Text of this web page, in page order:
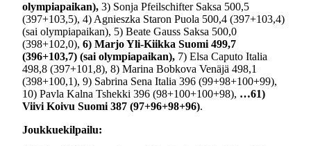
olympiapaikan), 3) Sonja Pfeilschifter Saksa 500,5
(397+103,5), 4) Agnieszka Staron Puola 500,4 (397+103,4)
(sai olympiapaikan), 5) Beate Gauss Saksa 500,0
(398+102,0), 6) Marjo Yli-Kiikka Suomi 499,7
(396+103,7) (sai olympiapaikan), 7) Elsa Caputo Italia
498,8 (397+101,8), 8) Marina Bobkova Venäjä 498,1
(398+100,1), 9) Sabrina Sena Italia 396 (99+98+100+99),
10) Pavla Kalna Tshekki 396 (98+100+100+98), …61)
Viivi Koivu Suomi 387 (97+96+98+96).
Joukkuekilpailu: